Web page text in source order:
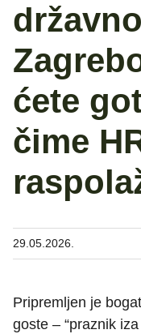
ćete
čime
29.05.2026.
Pripremljen je
goste – “praznik